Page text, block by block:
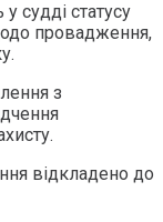
судді статусу
провадження,
з
відкладено до